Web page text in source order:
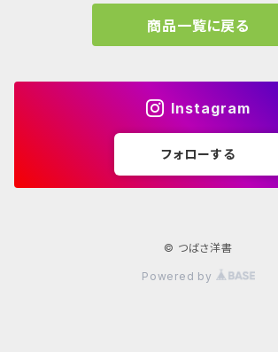
インフォグラフィック
商品一覧に戻る
Instagram
フォローする
© つばさ洋書
Powered by